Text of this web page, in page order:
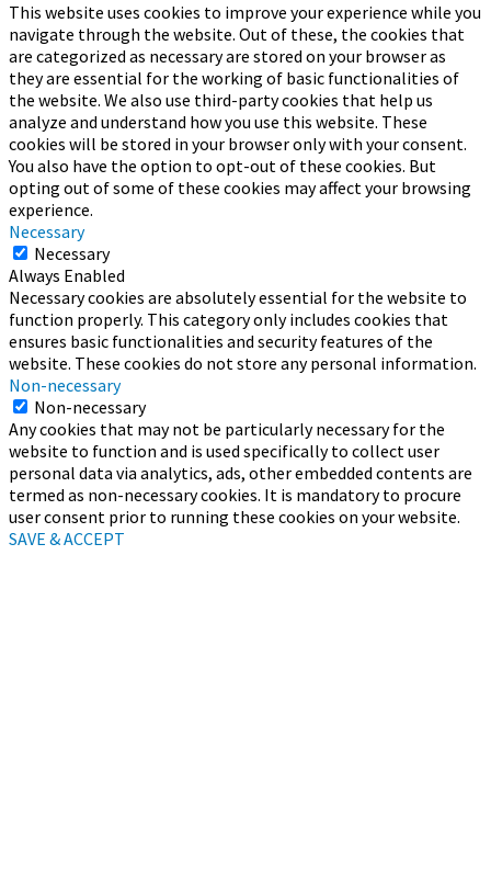
This website uses cookies to improve your experience while you
navigate through the website. Out of these, the cookies that
are categorized as necessary are stored on your browser as
they are essential for the working of basic functionalities of
the website. We also use third-party cookies that help us
analyze and understand how you use this website. These
cookies will be stored in your browser only with your consent.
You also have the option to opt-out of these cookies. But
opting out of some of these cookies may affect your browsing
experience.
Necessary
Necessary
Always Enabled
Necessary cookies are absolutely essential for the website to
function properly. This category only includes cookies that
ensures basic functionalities and security features of the
website. These cookies do not store any personal information.
Non-necessary
Non-necessary
Any cookies that may not be particularly necessary for the
website to function and is used specifically to collect user
personal data via analytics, ads, other embedded contents are
termed as non-necessary cookies. It is mandatory to procure
user consent prior to running these cookies on your website.
SAVE & ACCEPT